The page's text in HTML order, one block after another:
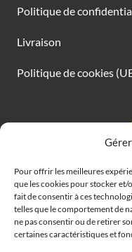
Pour offrir les meilleures
que les cookies pour stocker
fait de consentir à ces
telles que le comportement de
ne pas consentir ou de retirer
certaines caractéristiques et
Politique de
Livraison
Politique de cookies